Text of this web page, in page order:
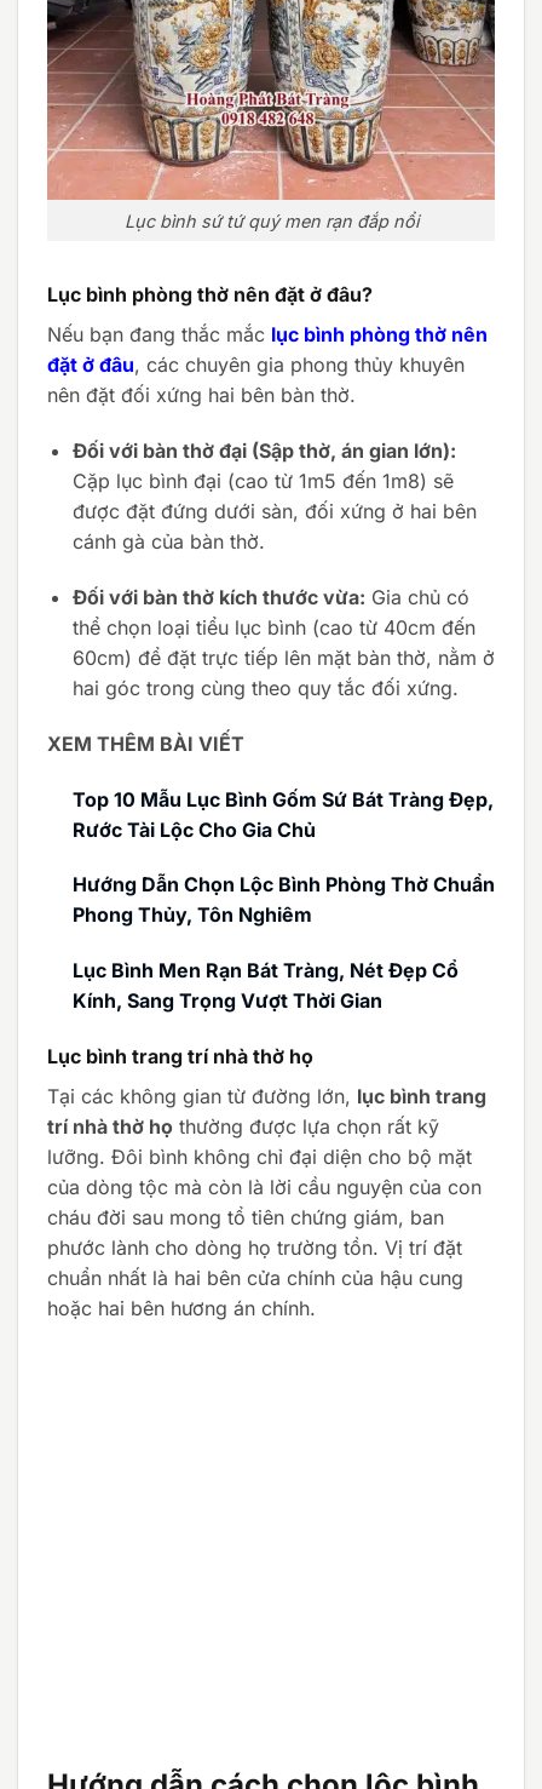
Lục bình sứ tứ quý men rạn đắp nổi
Lục bình phòng thờ nên đặt ở đâu?
Nếu bạn đang thắc mắc lục bình phòng thờ nên
đặt ở đâu, các chuyên gia phong thủy khuyên
nên đặt đối xứng hai bên bàn thờ.
Đối với bàn thờ đại (Sập thờ, án gian lớn):
Cặp lục bình đại (cao từ 1m5 đến 1m8) sẽ
được đặt đứng dưới sàn, đối xứng ở hai bên
cánh gà của bàn thờ.
Đối với bàn thờ kích thước vừa: Gia chủ có
thể chọn loại tiểu lục bình (cao từ 40cm đến
60cm) để đặt trực tiếp lên mặt bàn thờ, nằm ở
hai góc trong cùng theo quy tắc đối xứng.
XEM THÊM BÀI VIẾT
Top 10 Mẫu Lục Bình Gốm Sứ Bát Tràng Đẹp,
Rước Tài Lộc Cho Gia Chủ
Hướng Dẫn Chọn Lộc Bình Phòng Thờ Chuẩn
Phong Thủy, Tôn Nghiêm
Lục Bình Men Rạn Bát Tràng, Nét Đẹp Cổ
Kính, Sang Trọng Vượt Thời Gian
Lục bình trang trí nhà thờ họ
Tại các không gian từ đường lớn, lục bình trang
trí nhà thờ họ thường được lựa chọn rất kỹ
lưỡng. Đôi bình không chỉ đại diện cho bộ mặt
của dòng tộc mà còn là lời cầu nguyện của con
cháu đời sau mong tổ tiên chứng giám, ban
phước lành cho dòng họ trường tồn. Vị trí đặt
chuẩn nhất là hai bên cửa chính của hậu cung
hoặc hai bên hương án chính.